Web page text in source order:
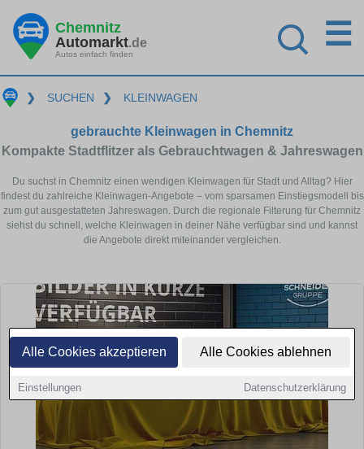
Alle Cookies akzeptieren Alle Cookies ablehnen
Einstellungen Datenschutzerklärung
Chemnitz
Automarkt.de
Autos einfach finden
☰
❯ SUCHEN ❯ KLEINWAGEN
gebrauchte Kleinwagen in Chemnitz
Kompakte Stadtflitzer als Gebrauchtwagen & Jahreswagen
Du suchst in Chemnitz einen wendigen Kleinwagen für Stadt und Alltag? Hier
findest du zahlreiche Kleinwagen-Angebote – vom sparsamen Einstiegsmodell bis
zum gut ausgestatteten Jahreswagen. Durch die regionale Filterung für Chemnitz
siehst du schnell, welche Kleinwagen in deiner Nähe verfügbar sind und kannst
die Angebote direkt miteinander vergleichen.